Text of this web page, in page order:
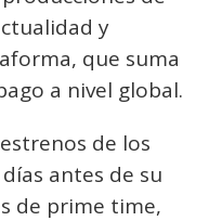
y
que suma
a nivel global.
de los
antes de su
de prime time,